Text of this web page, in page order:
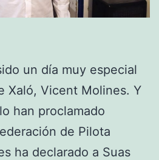
un día muy especial
Xaló, Vicent Molines. Y
han proclamado
de Pilota
ha declarado a Suas